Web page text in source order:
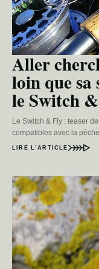
Aller
loin que sa
le Switch
Le Switch & Fly : teaser
compatibles avec la
LIRE L’ARTICLE